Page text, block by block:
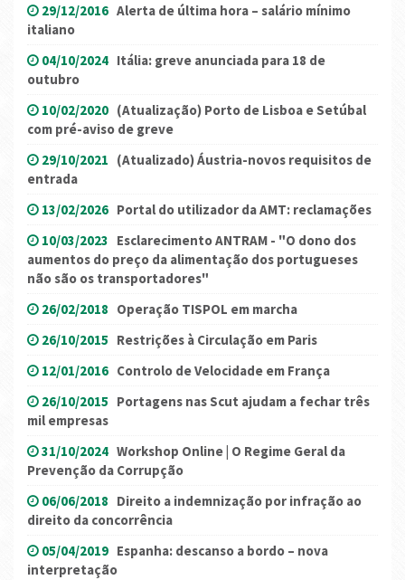
29/12/2016 Alerta de última hora – salário mínimo
italiano
04/10/2024 Itália: greve anunciada para 18 de
outubro
10/02/2020 (Atualização) Porto de Lisboa e Setúbal
com pré-aviso de greve
29/10/2021 (Atualizado) Áustria-novos requisitos de
entrada
13/02/2026 Portal do utilizador da AMT: reclamações
10/03/2023 Esclarecimento ANTRAM - "O dono dos
aumentos do preço da alimentação dos portugueses
não são os transportadores"
26/02/2018 Operação TISPOL em marcha
26/10/2015 Restrições à Circulação em Paris
12/01/2016 Controlo de Velocidade em França
26/10/2015 Portagens nas Scut ajudam a fechar três
mil empresas
31/10/2024 Workshop Online | O Regime Geral da
Prevenção da Corrupção
06/06/2018 Direito a indemnização por infração ao
direito da concorrência
05/04/2019 Espanha: descanso a bordo – nova
interpretação